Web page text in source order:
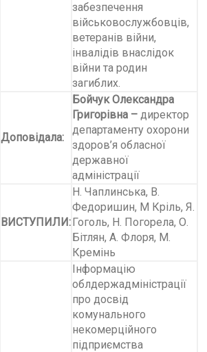
забезпечення
військовослужбовців,
ветеранів війни,
інвалідів внаслідок
війни та родин
загиблих.
Доповідала:
Бойчук Олександра
Григорівна – директор
департаменту охорони
здоров’я обласної
державної
адміністрації
ВИСТУПИЛИ:
Н. Чаплинська, В.
Федоришин, М Кріль, Я.
Гоголь, Н. Погорела, О.
Бітлян, А. Флоря, М.
Кремінь
Інформацію
облдержадміністрації
про досвід
комунального
некомерційного
підприємства